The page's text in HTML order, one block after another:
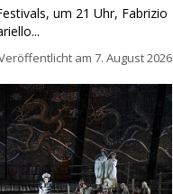
um 21 Uhr, Fabrizio
am 7. August 2026